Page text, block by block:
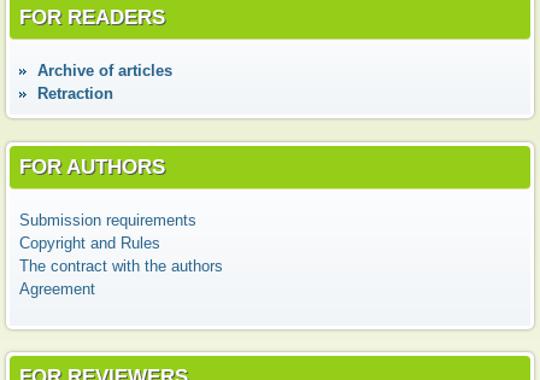
FOR READERS
Аrchive of articles
Retraction
FOR AUTHORS
Submission requirements
Copyright and Rules
The contract with the authors
Agreement